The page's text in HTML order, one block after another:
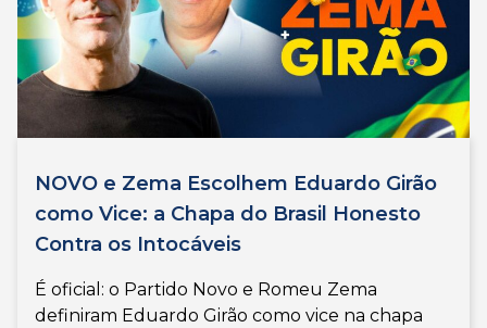
NOVO e Zema Escolhem Eduardo Girão
como Vice: a Chapa do Brasil Honesto
Contra os Intocáveis
É oficial: o Partido Novo e Romeu Zema
definiram Eduardo Girão como vice na chapa